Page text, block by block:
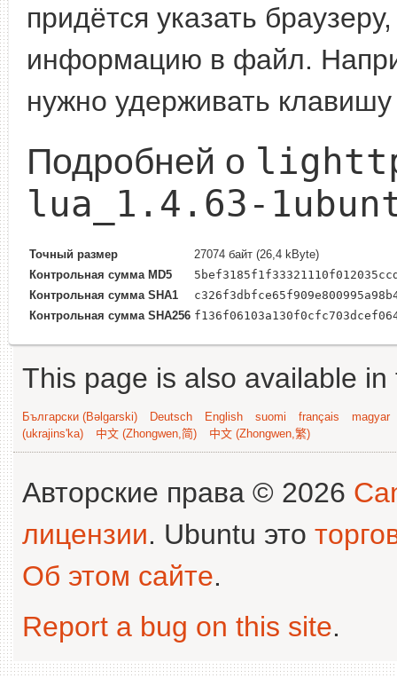
придётся указать
информацию в файл.
нужно удерживать
Подробней о
lua_1.4.63-
Точный размер
27074 байт (26,4 kByte)
Контрольная сумма MD5
Контрольная сумма SHA1
Контрольная сумма SHA256
This page is also available
Български (Bəlgarski) Deutsch English suomi français
magyar
(ukrajins'ka)
中文 (Zhongwen,简) 中文 (Zhongwen,繁)
Авторские права © 2026
лицензии. Ubuntu это
Об этом сайте.
Report a bug on this site.